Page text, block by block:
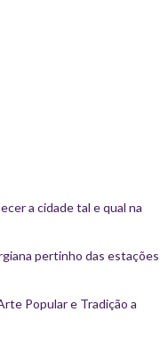
a cidade tal e qual na
pertinho das estações
Popular e Tradição a